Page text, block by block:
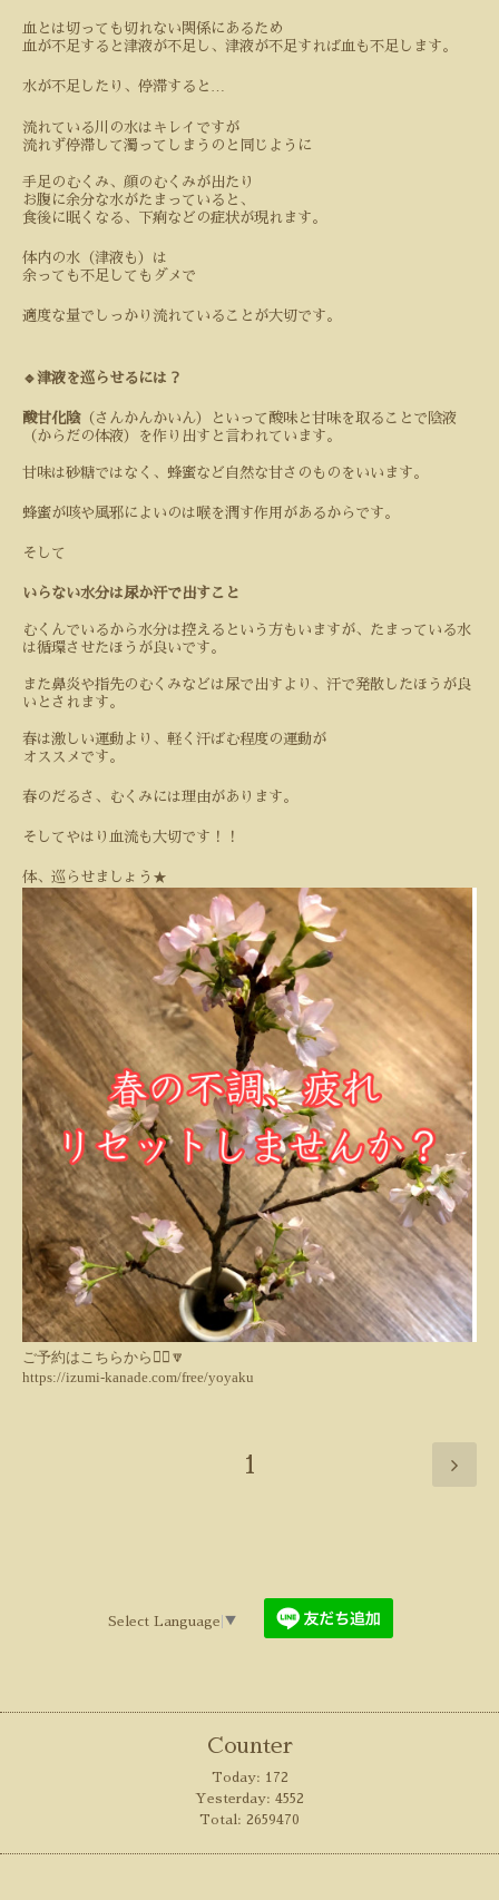
血とは切っても切れない関係にあるため
血が不足すると津液が不足し、津液が不足すれば血も不足します。
水が不足したり、停滞すると …
流れている川の水はキレイですが
流れず停滞して濁ってしまうのと同じように
手足のむくみ、顔のむくみが出たり
お腹に余分な水がたまっていると、
食後に眠くなる、下痢などの症状が現れます。
体内の水（津液も）は
余っても不足してもダメで
適度な量でしっかり流れていることが大切です。
🔹津液を巡らせるには？
酸甘化陰（さんかんかいん）といって酸味と甘味を取ることで陰液
（からだの体液）を作り出すと言われています。
甘味は砂糖ではなく、蜂蜜など自然な甘さのものをいいます。
蜂蜜が咳や風邪によいのは喉を潤す作用があるからです。
そして
いらない水分は尿か汗で出すこと
むくんでいるから水分は控えるという方もいますが、たまっている水
は循環させたほうが良いです。
また鼻炎や指先のむくみなどは尿で出すより、汗で発散したほうが良
いとされます。
春は激しい運動より、軽く汗ばむ程度の運動が
オススメです。
春のだるさ、むくみには理由があります。
そしてやはり血流も大切です！！
体、巡らせましょう ★
ご予約はこちらから💁‍♀️🔽
https://izumi-kanade.com/free/yoyaku
1
Select Language ▼
Counter
Today: 172
Yesterday: 4552
Total: 2659470